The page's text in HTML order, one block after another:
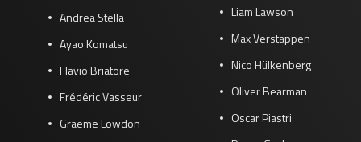
Andrea Stella
Ayao Komatsu
Flavio Briatore
Frédéric Vasseur
Graeme Lowdon
Liam Lawson
Max Verstappen
Nico Hülkenberg
Oliver Bearman
Oscar Piastri